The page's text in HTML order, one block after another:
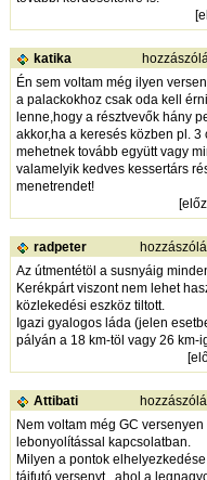
[
katika
Én sem voltam még ilyen
a palackokhoz csak oda kell
lenne,hogy a résztvevők hány
akkor,ha a keresés közben pl.
mehetnek tovább együtt vagy
valamelyik kedves kessertárs
menetrendet!
[
radpeter
Az útmentétöl a susnyáig
Kerékpárt viszont nem lehet
közlekedési eszköz tiltott.
Igazi gyalogos láda (jelen
pályán a 18 km-töl vagy 26 km-
[
Attibati
Nem voltam még GC
lebonyolítással kapcsolatban.
Milyen a pontok
tájfutó versenyt , ahol a